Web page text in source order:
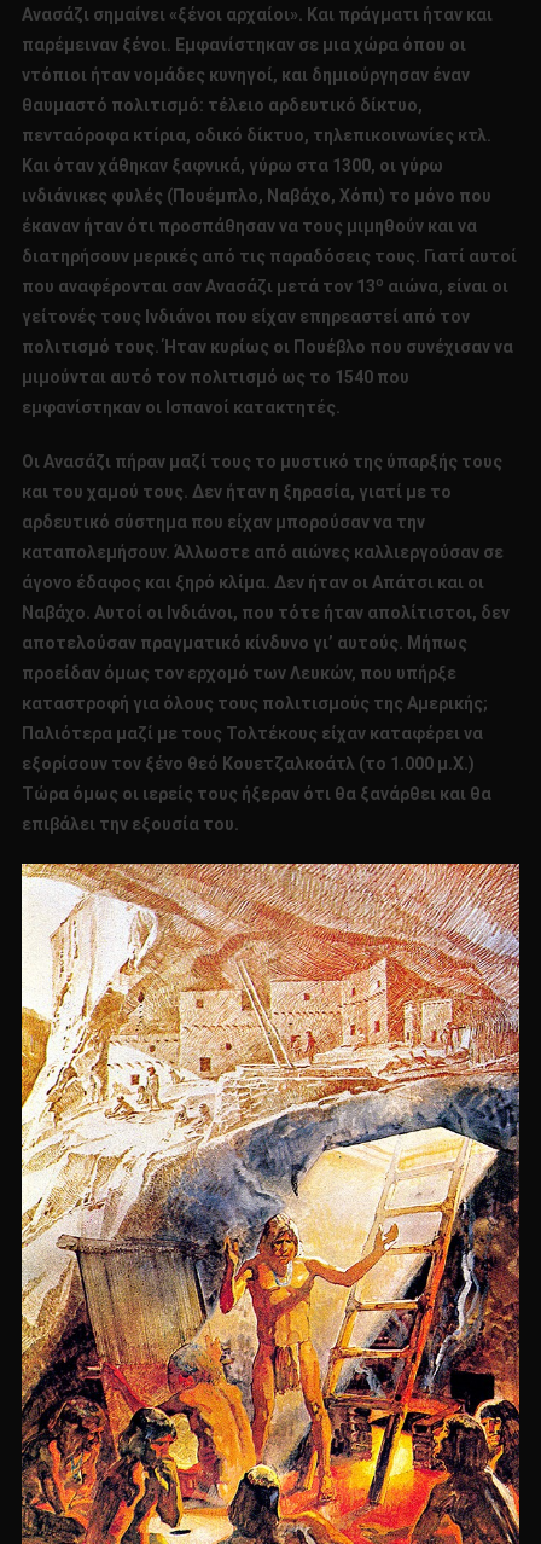
Ανασάζι σημαίνει «ξένοι αρχαίοι». Και πράγματι ήταν και
παρέμειναν ξένοι. Εμφανίστηκαν σε μια χώρα όπου οι
ντόπιοι ήταν νομάδες κυνηγοί, και δημιούργησαν έναν
θαυμαστό πολιτισμό: τέλειο αρδευτικό δίκτυο,
πενταόροφα κτίρια, οδικό δίκτυο, τηλεπικοινωνίες κτλ.
Και όταν χάθηκαν ξαφνικά, γύρω στα 1300, οι γύρω
ινδιάνικες φυλές (Πουέμπλο, Ναβάχο, Χόπι) το μόνο που
έκαναν ήταν ότι προσπάθησαν να τους μιμηθούν και να
διατηρήσουν μερικές από τις παραδόσεις τους. Γιατί αυτοί
που αναφέρονται σαν Ανασάζι μετά τον 13ο αιώνα, είναι οι
γείτονές τους Ινδιάνοι που είχαν επηρεαστεί από τον
πολιτισμό τους. Ήταν κυρίως οι Πουέβλο που συνέχισαν να
μιμούνται αυτό τον πολιτισμό ως το 1540 που
εμφανίστηκαν οι Ισπανοί κατακτητές.
Οι Ανασάζι πήραν μαζί τους το μυστικό της ύπαρξής τους
και του χαμού τους. Δεν ήταν η ξηρασία, γιατί με το
αρδευτικό σύστημα που είχαν μπορούσαν να την
καταπολεμήσουν. Άλλωστε από αιώνες καλλιεργούσαν σε
άγονο έδαφος και ξηρό κλίμα. Δεν ήταν οι Απάτσι και οι
Ναβάχο. Αυτοί οι Ινδιάνοι, που τότε ήταν απολίτιστοι, δεν
αποτελούσαν πραγματικό κίνδυνο γι’ αυτούς. Μήπως
προείδαν όμως τον ερχομό των Λευκών, που υπήρξε
καταστροφή για όλους τους πολιτισμούς της Αμερικής;
Παλιότερα μαζί με τους Τολτέκους είχαν καταφέρει να
εξορίσουν τον ξένο θεό Κουετζαλκοάτλ (το 1.000 μ.Χ.)
Τώρα όμως οι ιερείς τους ήξεραν ότι θα ξανάρθει και θα
επιβάλει την εξουσία του.